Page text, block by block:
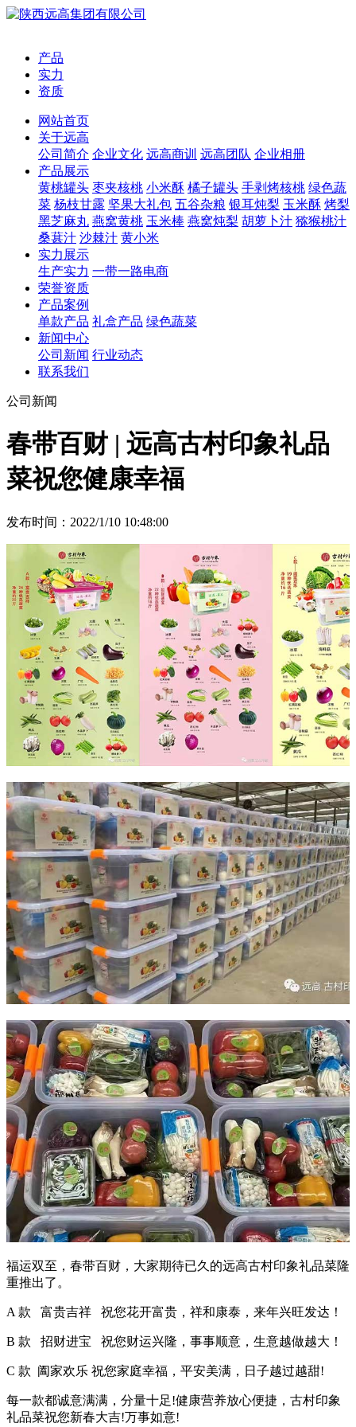
产品
实力
资质
网站首页
关于远高
公司简介 企业文化 远高商训 远高团队 企业相册
产品展示
黄桃罐头 枣夹核桃 小米酥 橘子罐头 手剥烤核桃 绿色蔬
菜 杨枝甘露 坚果大礼包 五谷杂粮 银耳炖梨 玉米酥 烤梨
黑芝麻丸 燕窝黄桃 玉米棒 燕窝炖梨 胡萝卜汁 猕猴桃汁
桑葚汁 沙棘汁 黄小米
实力展示
生产实力 一带一路电商
荣誉资质
产品案例
单款产品 礼盒产品 绿色蔬菜
新闻中心
公司新闻 行业动态
联系我们
公司新闻
春带百财 | 远高古村印象礼品
菜祝您健康幸福
发布时间：2022/1/10 10:48:00
福运双至，春带百财，大家期待已久的远高古村印象礼品菜隆
重推出了。
A 款 富贵吉祥 祝您花开富贵，祥和康泰，来年兴旺发达！
B 款 招财进宝 祝您财运兴隆，事事顺意，生意越做越大！
C 款 阖家欢乐 祝您家庭幸福，平安美满，日子越过越甜!
每一款都诚意满满，分量十足!健康营养放心便捷，古村印象
礼品菜祝您新春大吉!万事如意!